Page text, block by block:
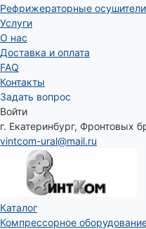
Рефрижераторные осушители
Услуги
О нас
Доставка и оплата
FAQ
Контакты
Задать вопрос
Войти
г. Екатеринбург, Фронтовых
vintcom-ural@mail.ru
Каталог
Компрессорное